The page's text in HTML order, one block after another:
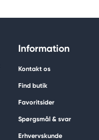
Information
Kontakt os
Find butik
Favoritsider
Spørgsmål & svar
Erhvervskunde